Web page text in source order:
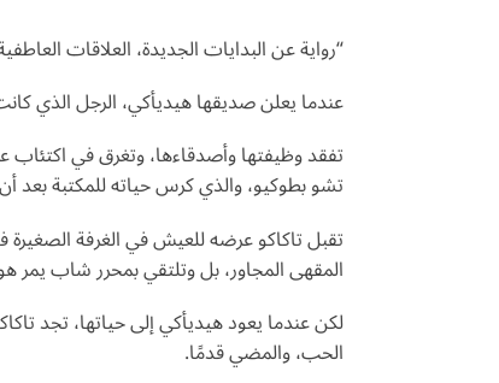
“رواية عن البدايات الجديدة، العلاقات
عندما يعلن صديقها هيديأكي، الرجل الذي
تفقد وظيفتها وأصدقاءها، وتغرق في
تشو بطوكيو، والذي كرس حياته للمكتبة
تقبل تاكاكو عرضه للعيش في الغرفة الصغيرة
المقهى المجاور، بل وتلتقي بمحرر شاب يمر
لكن عندما يعود هيديأكي إلى حياتها، تجد
الحب، والمضي قدمًا.